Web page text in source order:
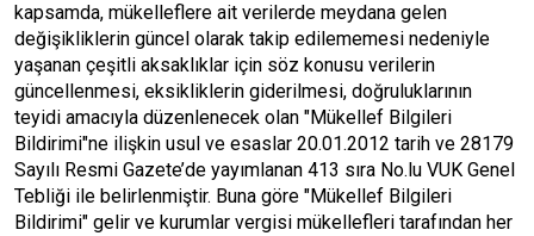
kapsamda, mükelleflere ait verilerde meydana gelen
değişikliklerin güncel olarak takip edilememesi nedeniyle
yaşanan çeşitli aksaklıklar için söz konusu verilerin
güncellenmesi, eksikliklerin giderilmesi, doğruluklarının
teyidi amacıyla düzenlenecek olan "Mükellef Bilgileri
Bildirimi"ne ilişkin usul ve esaslar 20.01.2012 tarih ve 28179
Sayılı Resmi Gazete’de yayımlanan 413 sıra No.lu VUK Genel
Tebliği ile belirlenmiştir. Buna göre "Mükellef Bilgileri
Bildirimi" gelir ve kurumlar vergisi mükellefleri tarafından her